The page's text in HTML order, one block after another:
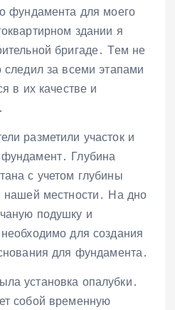
фундамента для моего
здании я
бригаде․ Тем не
за всеми этапами
в их качестве и
разметили участок и
Глубина
с учетом глубины
нашей местности․ На дно
подушку и
для создания
для фундамента․
установка опалубки․
собой временную